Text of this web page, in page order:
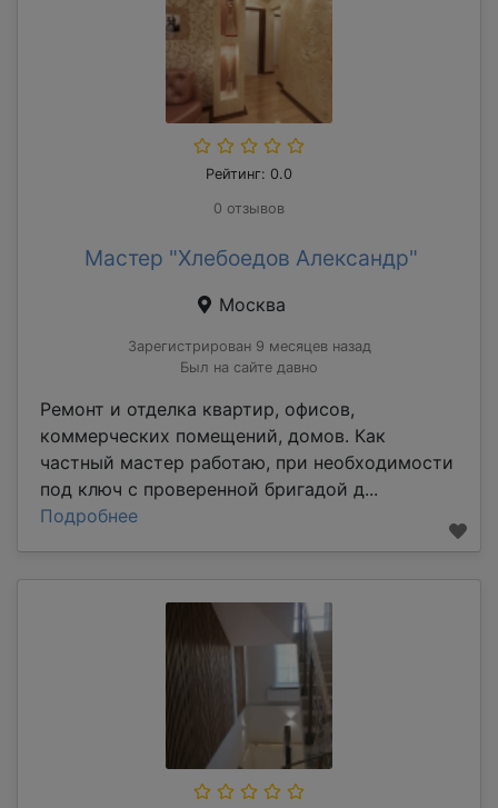
Рейтинг: 0.0
0 отзывов
Мастер "Хлебоедов Александр"
Москва
Зарегистрирован 9 месяцев назад
Был на сайте давно
Ремонт и отделка квартир, офисов,
коммерческих помещений, домов. Как
частный мастер работаю, при необходимости
под ключ с проверенной бригадой д...
Подробнее